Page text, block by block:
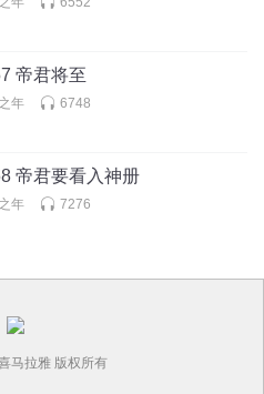
帝君将至
年 6748
帝君要看入神册
年 7276
马拉雅 版权所有